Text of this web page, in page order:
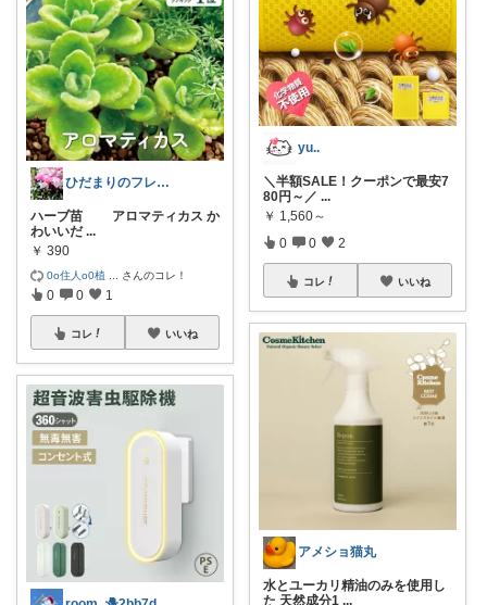
ひだまりのフレンチ🩷ガーデン
ハーブ苗 アロマティカス か
わいいだ ...
￥ 390
0o住人o0植 さんのコレ！
0 0 1
コレ いいね
yu..
＼半額SALE！クーポンで最安7
80円～／ ...
￥ 1,560～
0 0 2
コレ いいね
アメショ猫丸
水とユーカリ精油のみを使用し
た 天然成分1 ...